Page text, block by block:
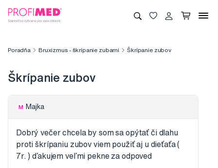
Poradňa Bruxizmus - škrípanie zubami Škrípanie zubov
Škrípanie zubov
M Majka
Dobrý večer chcela by som sa opýtať či dlahu
proti škrípaniu zubov viem použiť aj u dieťaťa (
7r. ) ďakujem veľmi pekne za odpoved